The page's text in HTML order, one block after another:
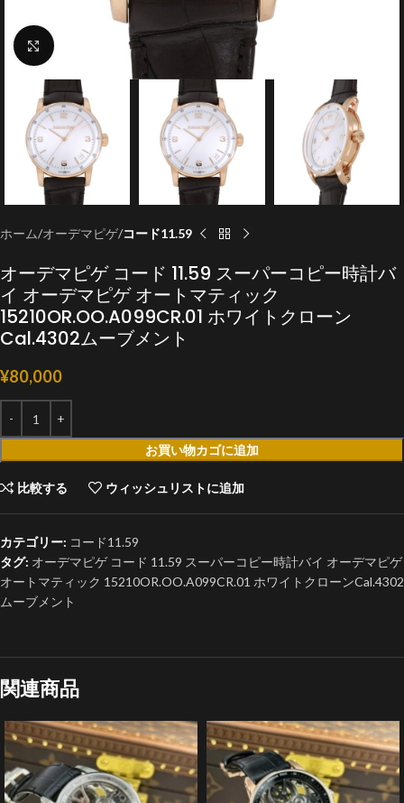
クリックで拡大
ホーム オーデマピゲ コード11.59
オーデマピゲ コード 11.59 スーパーコピー時計バ
イ オーデマピゲ オートマティック
15210OR.OO.A099CR.01 ホワイトクローン
Cal.4302ムーブメント
¥80,000
お買い物カゴに追加
比較する ウィッシュリストに追加
カテゴリー: コード11.59
タグ: オーデマピゲ コード 11.59 スーパーコピー時計バイ オーデマピゲ
オートマティック 15210OR.OO.A099CR.01 ホワイトクローンCal.4302
ムーブメント
関連商品